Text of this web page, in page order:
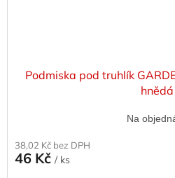
Podmiska pod truhlík
hnědá
Na
38,02 Kč bez DPH
46 Kč / ks